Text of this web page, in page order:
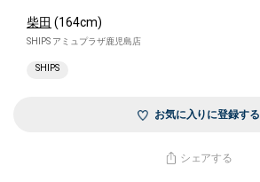
柴田 (164cm)
SHIPS アミュプラザ鹿児島店
SHIPS
お気に入りに登録する
シェアする